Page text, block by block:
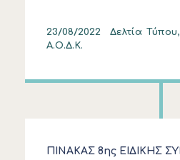
23/08/2022 Δελτία
Α.Ο.Δ.Κ.
ΠΙΝΑΚΑΣ 8ης ΕΙΔΙΚΗΣ